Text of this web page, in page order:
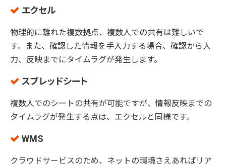
エクセル
物理的に離れた複数拠点、複数人での共有は難しいで
す。また、確認した情報を手入力する場合、確認から入
力、反映までにタイムラグが発生します。
スプレッドシート
複数人でのシートの共有が可能ですが、情報反映までの
タイムラグが発生する点は、エクセルと同様です。
WMS
クラウドサービスのため、ネットの環境さえあればリア